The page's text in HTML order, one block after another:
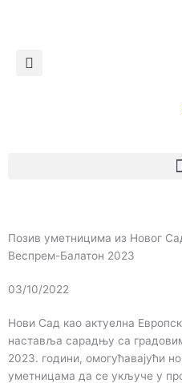
Позив уметницима из Новог
Веспрем-Балатон 2023
03/10/2022
Нови Сад као актуелна
наставља сарадњу са
2023. години, омогућавајући
уметницама да се укључе у